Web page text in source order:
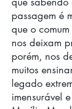
passagem é
que o
nos deixam
porém, nos
muitos
legado
imensurável